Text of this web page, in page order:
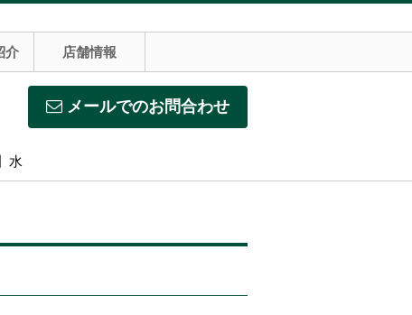
介 店舗情報
メールでのお問合わせ
水